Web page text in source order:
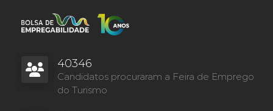
40346
Candidatos procuraram a Feira de Emprego
do Turismo